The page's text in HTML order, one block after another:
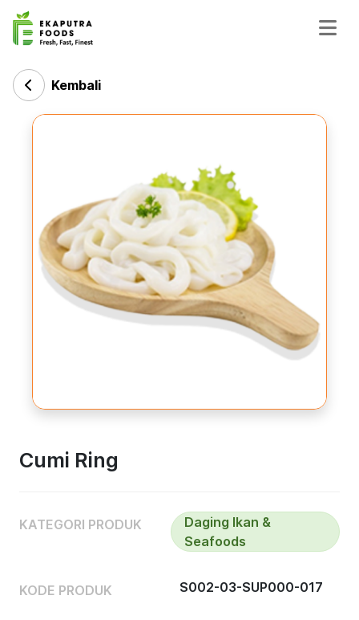
Kembali
Cumi Ring
KATEGORI PRODUK
Daging Ikan &
Seafoods
KODE PRODUK S002-03-SUP000-017